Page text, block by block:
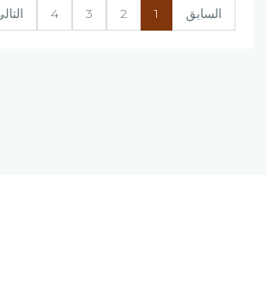
السابق 1
2
3
4